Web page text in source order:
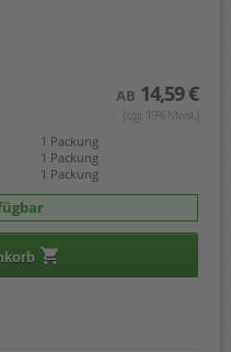
AB 14,59 €
(zzgl. 19% Mwst.)
1 Packung
1 Packung
1 Packung